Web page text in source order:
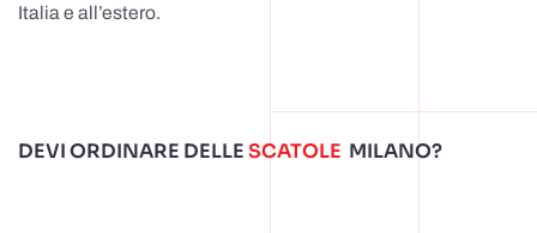
Italia e all’estero.
DEVI ORDINARE DELLESCATOLE MILANO?